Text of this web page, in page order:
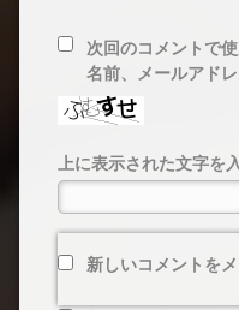
次回のコメントで
名前、メールアド
上に表示された文字を
新しいコメントを